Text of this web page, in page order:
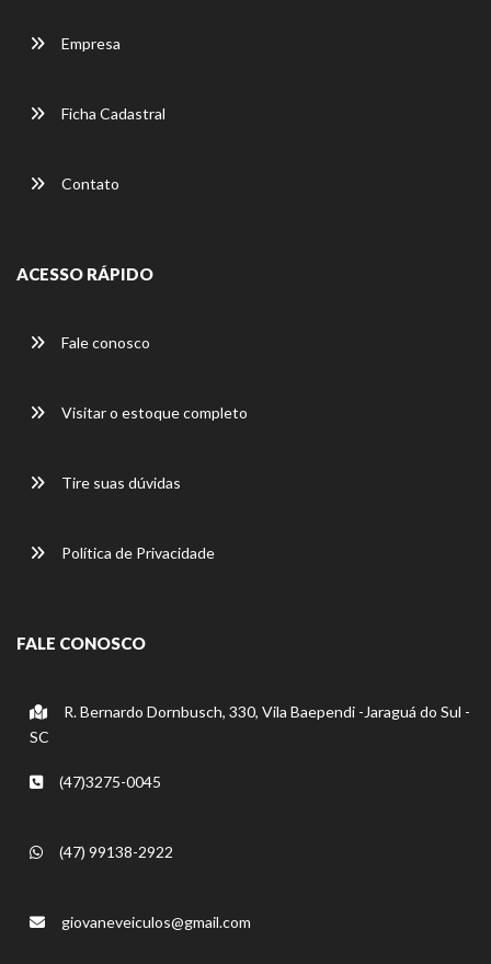
Empresa
Ficha Cadastral
Contato
ACESSO RÁPIDO
Fale conosco
Visitar o estoque completo
Tire suas dúvidas
Política de Privacidade
FALE CONOSCO
R. Bernardo Dornbusch, 330, Vila Baependi -Jaraguá do Sul -
SC
(47)3275-0045
(47) 99138-2922
giovaneveiculos@gmail.com